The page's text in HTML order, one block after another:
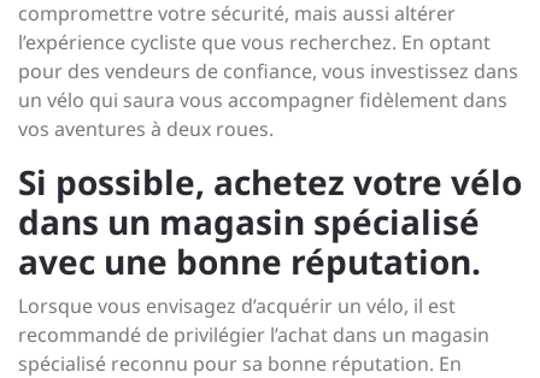
compromettre votre sécurité, mais aussi altérer
l’expérience cycliste que vous recherchez. En optant
pour des vendeurs de confiance, vous investissez dans
un vélo qui saura vous accompagner fidèlement dans
vos aventures à deux roues.
Si possible, achetez votre vélo
dans un magasin spécialisé
avec une bonne réputation.
Lorsque vous envisagez d’acquérir un vélo, il est
recommandé de privilégier l’achat dans un magasin
spécialisé reconnu pour sa bonne réputation. En